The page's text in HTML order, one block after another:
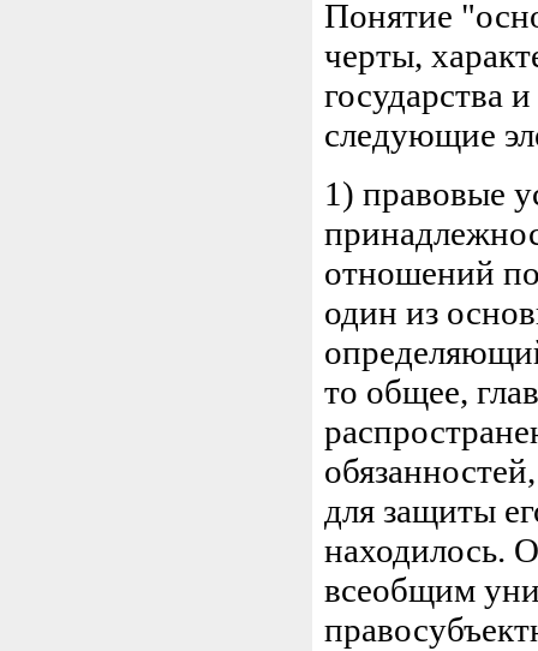
Понятие
черты,
государства
следующие
1) правовые
отношений
один из
то общее,
для защиты
находилось.
всеобщим